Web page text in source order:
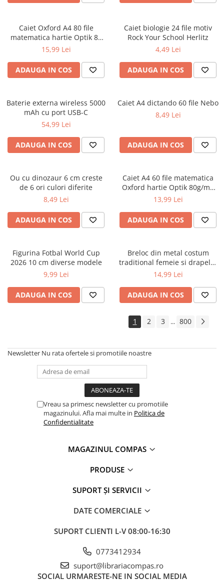
Acuarele și pensule școlare
Pensule școlare
Pahare și palete pictură
Caiet Oxford A4 80 file
matematica hartie Optik 80
g/mp motiv Teenager
15,99 Lei
ADAUGA IN COS
Caiet biologie 24 file motiv
Rock Your School Herlitz
4,49 Lei
ADAUGA IN COS
Baterie externa wireless 5000
mAh cu port USB-C
54,99 Lei
ADAUGA IN COS
Caiet A4 dictando 60 file Nebo
8,49 Lei
ADAUGA IN COS
Ou cu dinozaur 6 cm creste
de 6 ori culori diferite
8,49 Lei
ADAUGA IN COS
Caiet A4 60 file matematica
Oxford hartie Optik 80g/mp
motiv Touch Pastel
13,99 Lei
ADAUGA IN COS
Figurina Fotbal World Cup
2026 10 cm diverse modele
9,99 Lei
ADAUGA IN COS
Breloc din metal costum
traditional femeie si drapelul
Romaniei 9 cm
14,99 Lei
ADAUGA IN COS
1 2 3 ... 800
Newsletter Nu rata ofertele si promotiile noastre
Vreau sa primesc newsletter cu promotiile
magazinului. Afla mai multe in Politica de
Confidentialitate
MAGAZINUL COMPAS
PRODUSE
SUPORT ȘI SERVICII
DATE COMERCIALE
SUPORT CLIENTI L-V 08:00-16:30
0773412934
suport@librariacompas.ro
SOCIAL URMARESTE-NE IN SOCIAL MEDIA